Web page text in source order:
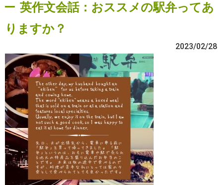
英作文会話：おススメの駅弁ってあ
りますか？
2023/02/28